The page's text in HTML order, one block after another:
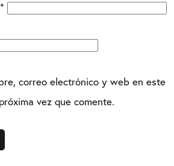
*
correo electrónico y web en este
vez que comente.